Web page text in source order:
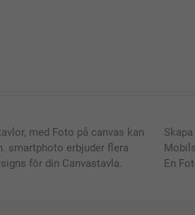
med Foto på canvas kan
smartphoto erbjuder flera
för din Canvastavla.
En